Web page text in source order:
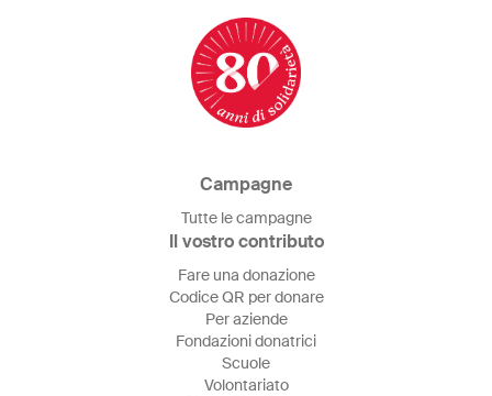
Campagne
Tutte le campagne
Il vostro contributo
Fare una donazione
Codice QR per donare
Per aziende
Fondazioni donatrici
Scuole
Volontariato